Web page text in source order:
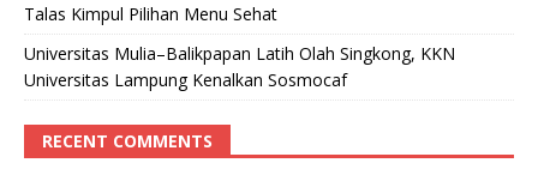
Talas Kimpul Pilihan Menu Sehat
Universitas Mulia–Balikpapan Latih Olah Singkong, KKN
Universitas Lampung Kenalkan Sosmocaf
RECENT COMMENTS